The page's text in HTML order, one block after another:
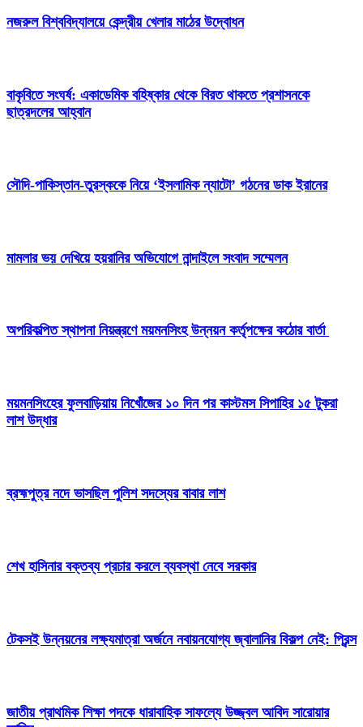
নজরুল বিশ্ববিদ্যালয়ে কেন্দ্রীয় খেলার মাঠের উদ্বোধন
বাকৃবিতে সংঘর্ষ: একাডেমিক বহিষ্কার থেকে বিরত থাকতে প্রশাসনকে
ছাত্রদলের আহ্বান
সৌদি-পাকিস্তান-তুরস্ককে নিয়ে ‘ইসলামিক ন্যাটো’ গঠনের ডাক ইরানের
মামলার ভয় দেখিয়ে হয়রানির অভিযোগে নান্দাইলে সংবাদ সম্মেলন
অপরিকল্পিত স্থাপনা নিয়ন্ত্রণে ময়মনসিংহ উন্নয়ন কর্তৃপক্ষের কঠোর বার্তা
ময়মনসিংহের ফুলবাড়িয়ায় নিখোঁজের ১০ দিন পর কাস্টমস সিপাহির ১৫ টুকরা
লাশ উদ্ধার
ব্রহ্মপুত্র নদে ভাসছিল পুলিশ সদস্যের বাবার লাশ
শেখ হাসিনার বক্তব্য প্রচার করলে ব্যবস্থা নেবে সরকার
টেকসই উন্নয়নের লক্ষ্যমাত্রা অর্জনে নবায়নযোগ্য জ্বালানির বিকল্প নেই: প্রিন্স
জাতীয় প্রাথমিক শিক্ষা পদকে ধারাবাহিক সাফল্যে উজ্জ্বল আবিদ সারোয়ার